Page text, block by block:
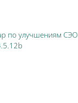
по улучшениям СЭО